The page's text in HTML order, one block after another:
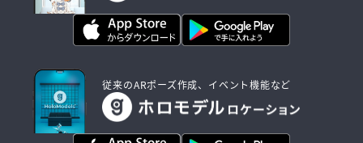
従来のARポーズ作成、イベント機能など